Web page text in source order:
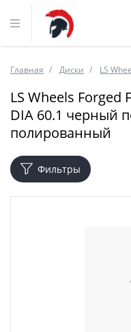
Главная Диски LS
LS Wheels Forged
DIA 60.1 черный
полированный
Фильтры